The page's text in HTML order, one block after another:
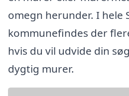
omegn herunder. I hele
kommunefindes der
hvis du vil udvide din
dygtig murer.